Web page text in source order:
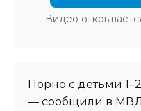
Видео
Порно с детьми
— сообщили в